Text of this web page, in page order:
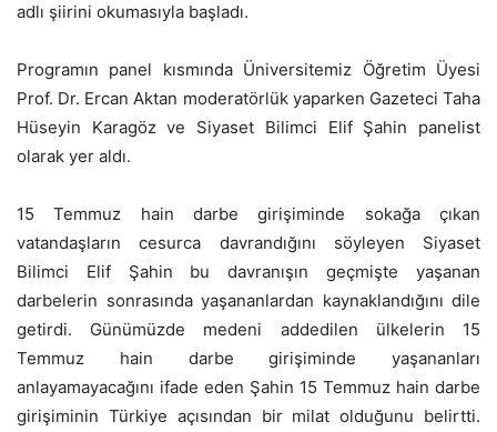
adlı şiirini okumasıyla başladı.
Programın panel kısmında Üniversitemiz Öğretim Üyesi
Prof. Dr. Ercan Aktan moderatörlük yaparken Gazeteci Taha
Hüseyin Karagöz ve Siyaset Bilimci Elif Şahin panelist
olarak yer aldı.
15 Temmuz hain darbe girişiminde sokağa çıkan
vatandaşların cesurca davrandığını söyleyen Siyaset
Bilimci Elif Şahin bu davranışın geçmişte yaşanan
darbelerin sonrasında yaşananlardan kaynaklandığını dile
getirdi. Günümüzde medeni addedilen ülkelerin 15
Temmuz hain darbe girişiminde yaşananları
anlayamayacağını ifade eden Şahin 15 Temmuz hain darbe
girişiminin Türkiye açısından bir milat olduğunu belirtti.